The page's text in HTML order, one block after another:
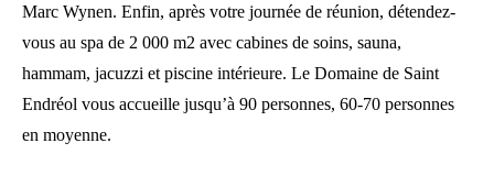
Marc Wynen. Enfin, après votre journée de réunion, détendez-
vous au spa de 2 000 m2 avec cabines de soins, sauna,
hammam, jacuzzi et piscine intérieure. Le Domaine de Saint
Endréol vous accueille jusqu’à 90 personnes, 60-70 personnes
en moyenne.